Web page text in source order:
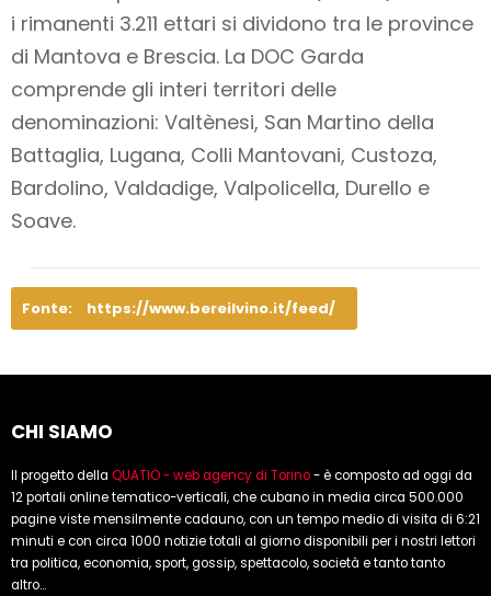
i rimanenti 3.211 ettari si dividono tra le province
di Mantova e Brescia. La DOC Garda
comprende gli interi territori delle
denominazioni: Valtènesi, San Martino della
Battaglia, Lugana, Colli Mantovani, Custoza,
Bardolino, Valdadige, Valpolicella, Durello e
Soave.
Fonte: https://www.bereilvino.it/feed/
CHI SIAMO
Il progetto della QUATIO - web agency di Torino- è composto ad oggi da
12 portali online tematico-verticali, che cubano in media circa 500.000
pagine viste mensilmente cadauno, con un tempo medio di visita di 6:21
minuti e con circa 1000 notizie totali al giorno disponibili per i nostri lettori
tra politica, economia, sport, gossip, spettacolo, società e tanto tanto
altro...